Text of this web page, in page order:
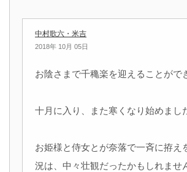
中村歌六・米吉
2018年 10月 05日
お陰さまで千穐楽を迎えることがで
十月に入り、また寒くなり始めまし
お姫様と侍女とが奈落で一斉に拵え
況は、中々壮観だったかもしれませ